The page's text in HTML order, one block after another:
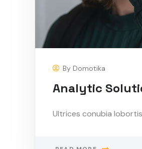
By Domotika
Analytic
Ultrices conubia